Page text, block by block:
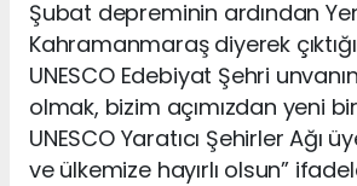
Şubat depreminin ardından
Kahramanmaraş diyerek
UNESCO Edebiyat Şehri
olmak, bizim açımızdan yeni
UNESCO Yaratıcı Şehirler Ağı
ve ülkemize hayırlı olsun”